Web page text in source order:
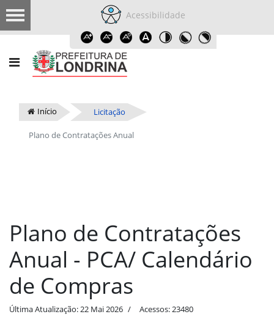
Acessibilidade
Início Licitação
Plano de Contratações Anual
Plano de Contratações
Anual - PCA/ Calendário
de Compras
Última Atualização: 22 Mai 2026 Acessos: 23480